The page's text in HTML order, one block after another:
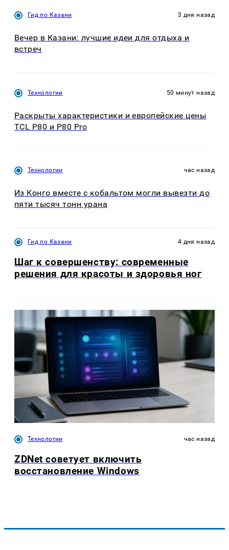
Гид по Казани 3 дня назад
Вечер в Казани: лучшие идеи для отдыха и
встреч
Технологии 50 минут назад
Раскрыты характеристики и европейские цены
TCL P80 и P80 Pro
Технологии час назад
Из Конго вместе с кобальтом могли вывезти до
пяти тысяч тонн урана
Гид по Казани 4 дня назад
Шаг к совершенству: современные
решения для красоты и здоровья ног
Технологии час назад
ZDNet советует включить
восстановление Windows